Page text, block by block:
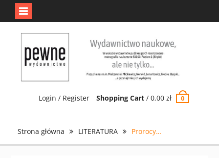
Login / Register Shopping Cart /0,00zł 0
Strona główna LITERATURA Prorocy…